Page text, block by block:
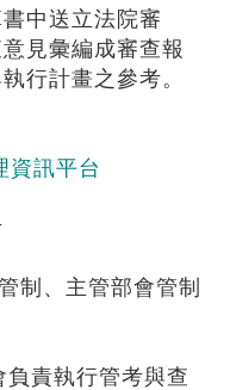
中送立法院審
見彙編成審查報
行計畫之參考。
資訊平台
制、主管部會管制
責執行管考與查